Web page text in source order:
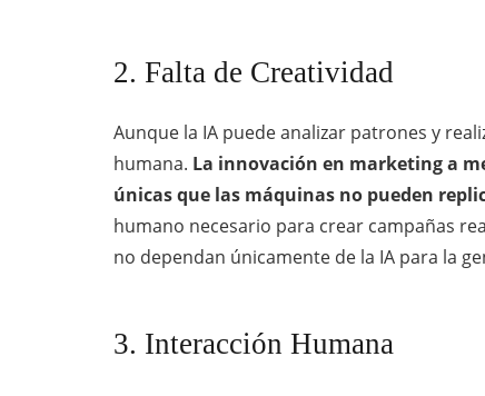
2. Falta de Creatividad
Aunque la IA puede analizar patrones y
humana. La innovación en marketing a
únicas que las máquinas no pueden
humano necesario para crear campañas
no dependan únicamente de la IA para la
3. Interacción Humana